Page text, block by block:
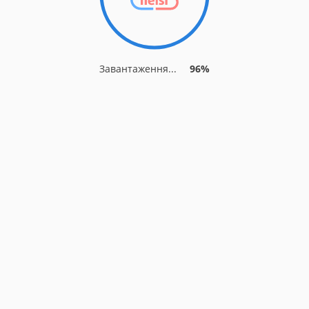
Завантаження... 96%